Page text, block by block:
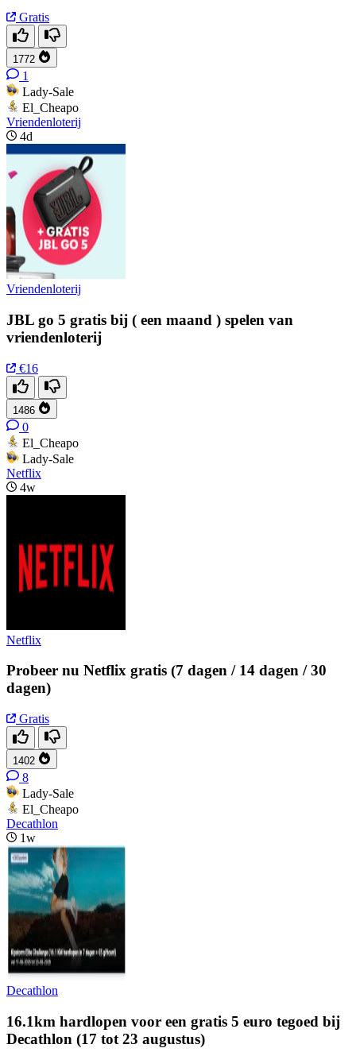
Gratis
1772
1
Lady-Sale
El_Cheapo
Vriendenloterij
4d
Vriendenloterij
JBL go 5 gratis bij ( een maand ) spelen van
vriendenloterij
€16
1486
0
El_Cheapo
Lady-Sale
Netflix
4w
Netflix
Probeer nu Netflix gratis (7 dagen / 14 dagen / 30
dagen)
Gratis
1402
8
Lady-Sale
El_Cheapo
Decathlon
1w
Decathlon
16.1km hardlopen voor een gratis 5 euro tegoed bij
Decathlon (17 tot 23 augustus)